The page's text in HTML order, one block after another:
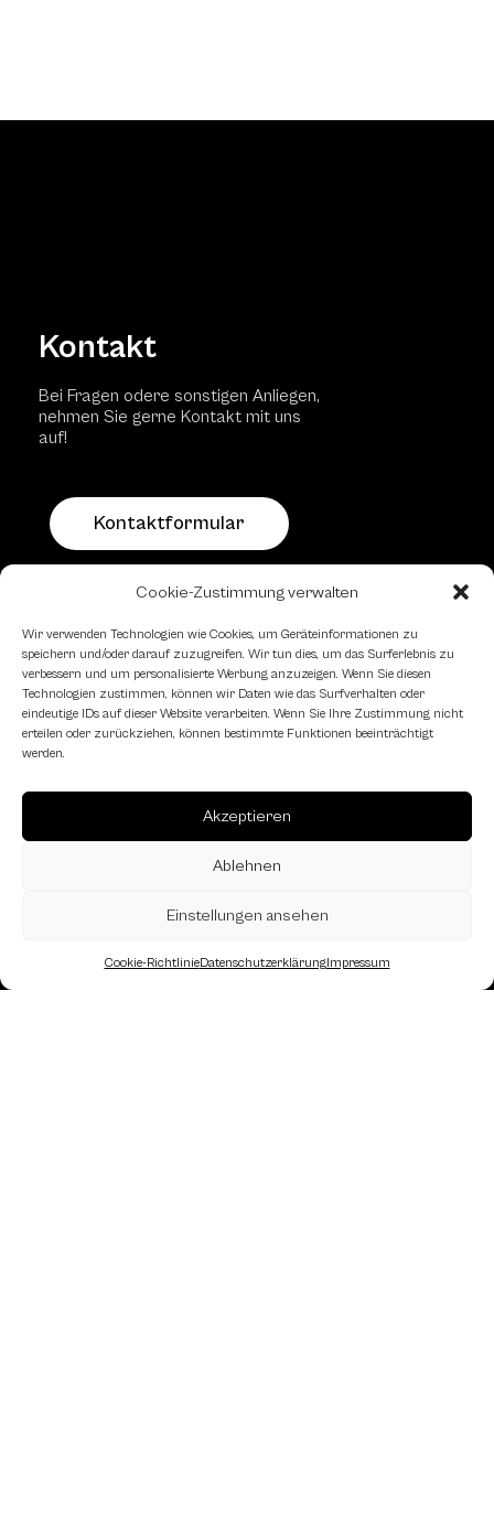
Cookie-Zustimmung verwalten
Wir verwenden Technologien wie Cookies, um Geräteinformationen zu
speichern und/oder darauf zuzugreifen. Wir tun dies, um das Surferlebnis zu
verbessern und um personalisierte Werbung anzuzeigen. Wenn Sie diesen
Technologien zustimmen, können wir Daten wie das Surfverhalten oder
eindeutige IDs auf dieser Website verarbeiten. Wenn Sie Ihre Zustimmung nicht
erteilen oder zurückziehen, können bestimmte Funktionen beeinträchtigt
werden.
Akzeptieren
Ablehnen
Einstellungen ansehen
Cookie-RichtlinieDatenschutzerklärungImpressum
Kontakt
Bei Fragen odere sonstigen Anliegen,
nehmen Sie gerne Kontakt mit uns
auf!
Kontaktformular
Schachfreundliche Lokale